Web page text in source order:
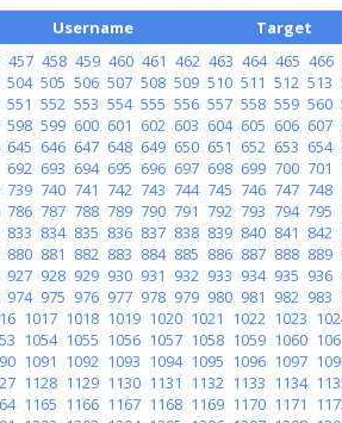
Username Target
457 458 459 460 461 462 463 464 465 466
504 505 506 507 508 509 510 511 512 513
551 552 553 554 555 556 557 558 559 560
598 599 600 601 602 603 604 605 606 607
645 646 647 648 649 650 651 652 653 654
692 693 694 695 696 697 698 699 700 701
739 740 741 742 743 744 745 746 747 748
786 787 788 789 790 791 792 793 794 795
833 834 835 836 837 838 839 840 841 842
880 881 882 883 884 885 886 887 888 889
927 928 929 930 931 932 933 934 935 936
974 975 976 977 978 979 980 981 982 983
1017 1018 1019 1020 1021 1022 1023
1054 1055 1056 1057 1058 1059 1060
1091 1092 1093 1094 1095 1096 1097
1128 1129 1130 1131 1132 1133 1134
1165 1166 1167 1168 1169 1170 1171